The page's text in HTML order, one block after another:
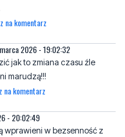
2026 - 19:02:32
jak to zmiana czasu źle
na komentarz
- 20:02:49
w bezsenność z
na komentarz